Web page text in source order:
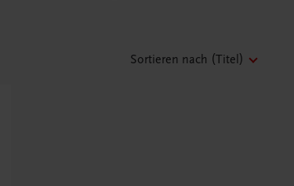
Sortieren nach (Titel)